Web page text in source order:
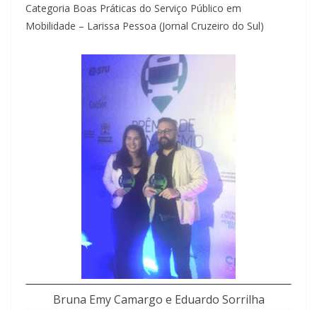
Categoria Boas Práticas do Serviço Público em
Mobilidade – Larissa Pessoa (Jornal Cruzeiro do Sul)
Bruna Emy Camargo e Eduardo Sorrilha